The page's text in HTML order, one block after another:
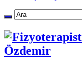
Özdemir